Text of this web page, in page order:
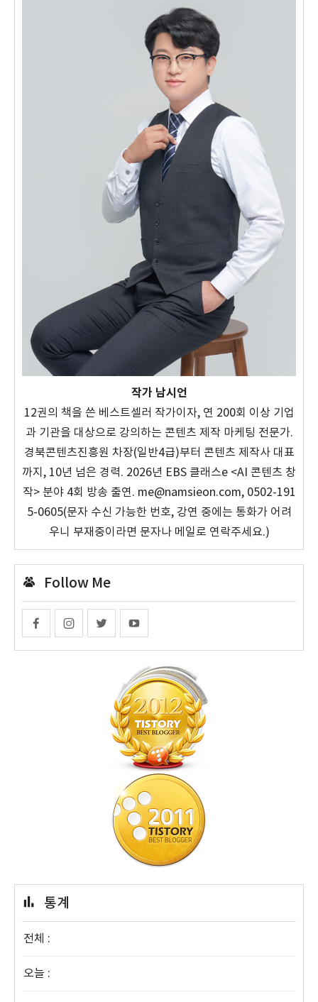
작가 남시언
12권의 책을 쓴 베스트셀러 작가이자, 연 200회 이상 기업
과 기관을 대상으로 강의하는 콘텐츠 제작 마케팅 전문가.
경북콘텐츠진흥원 차장(일반4급)부터 콘텐츠 제작사 대표
까지, 10년 넘은 경력. 2026년 EBS 클래스e <AI 콘텐츠 창
작> 분야 4회 방송 출연. me@namsieon.com, 0502-191
5-0605(문자 수신 가능한 번호, 강연 중에는 통화가 어려
우니 부재중이라면 문자나 메일로 연락주세요.)
Follow Me
통계
전체 :
오늘 :